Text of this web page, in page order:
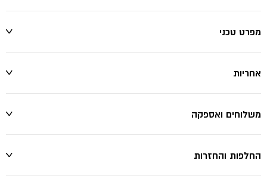
מפרט טכני
אחריות
משלוחים ואספקה
החלפות והחזרות